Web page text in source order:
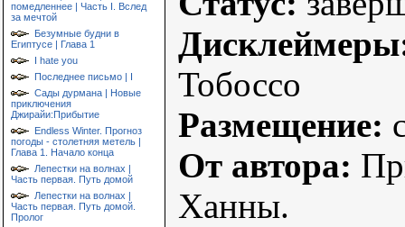
помедленнее | Часть I. Вслед
за мечтой
Безумные будни в
Египтусе | Глава 1
I hate you
Последнее письмо | I
Сады дурмана | Новые
приключения
Джирайи:Прибытие
Endless Winter. Прогноз
погоды - столетняя метель |
Глава 1. Начало конца
Лепестки на волнах |
Часть первая. Путь домой
Лепестки на волнах |
Часть первая. Путь домой.
Пролог
Тобоссо
Размещение:
От автора:
Ханны.